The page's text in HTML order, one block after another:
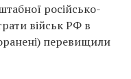
російсько-
військ РФ в
перевищили